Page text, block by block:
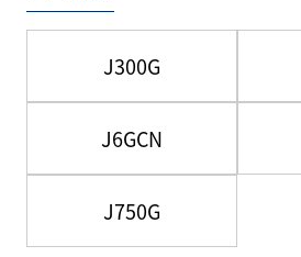
J300G
J6GCN
J750G